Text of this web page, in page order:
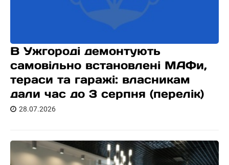
В Ужгороді демонтують
самовільно встановлені МАФи,
тераси та гаражі: власникам
дали час до 3 серпня (перелік)
28.07.2026